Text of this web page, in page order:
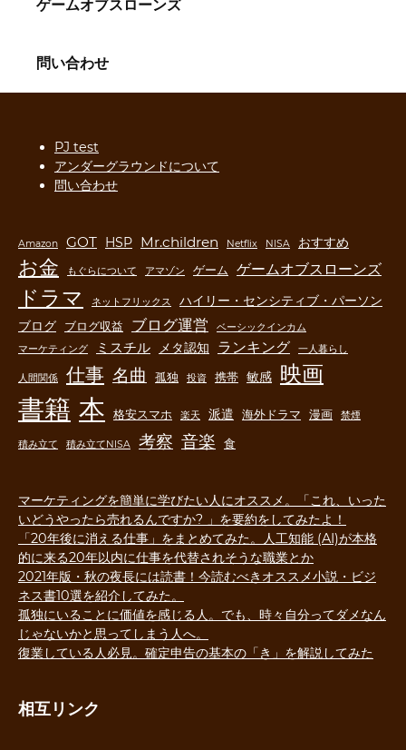
ゲームオブスローンズ
問い合わせ
PJ test
アンダーグラウンドについて
問い合わせ
Amazon GOT HSP Mr.children Netflix NISA おすすめ
お金 もぐらについて アマゾン ゲーム ゲームオブスローンズ
ドラマ ネットフリックス
ハイリー・センシティブ・パーソン
ブログ
ブログ収益 ブログ運営
ベーシックインカム
マーケティング
ミスチル メタ認知 ランキング 一人暮らし
人間関係 仕事 名曲 孤独 投資 携帯 敏感 映画
書籍 本 格安スマホ 楽天 派遣 海外ドラマ 漫画 禁煙
積み立て 積み立てNISA 考察 音楽 食
マーケティングを簡単に学びたい人にオススメ。「これ、いった
いどうやったら売れるんですか? 」を要約をしてみたよ！
「20年後に消える仕事」をまとめてみた。人工知能 (AI)が本格
的に来る20年以内に仕事を代替されそうな職業とか
2021年版・秋の夜長には読書！今読むべきオススメ小説・ビジ
ネス書10選を紹介してみた。
孤独にいることに価値を感じる人。でも、時々自分ってダメなん
じゃないかと思ってしまう人へ。
復業している人必見。確定申告の基本の「き」を解説してみた
相互リンク